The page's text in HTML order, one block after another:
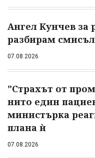
Ангел Кунчев за
разбирам
07.08.2026
"Страхът от
нито един
министърка
плана ѝ
07.08.2026